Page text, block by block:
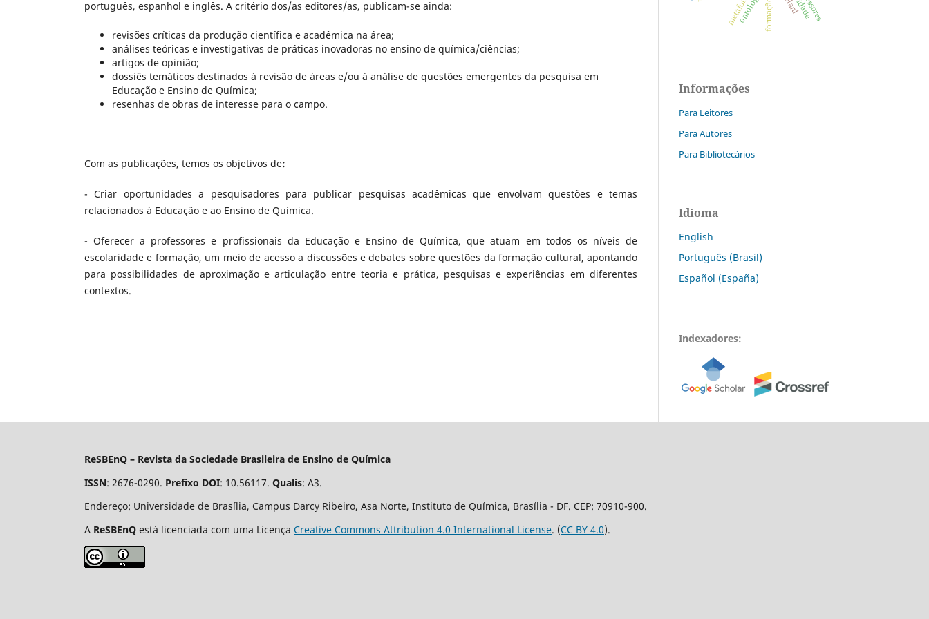
português, espanhol e inglês. A critério dos/as editores/as, publicam-se ainda:
revisões críticas da produção científica e acadêmica na área;
análises teóricas e investigativas de práticas inovadoras no ensino de química/ciências;
artigos de opinião;
dossiês temáticos destinados à revisão de áreas e/ou à análise de questões emergentes da pesquisa em
Educação e Ensino de Química;
resenhas de obras de interesse para o campo.
Com as publicações, temos os objetivos de:
- Criar oportunidades a pesquisadores para publicar pesquisas acadêmicas que envolvam questões e temas
relacionados à Educação e ao Ensino de Química.
- Oferecer a professores e profissionais da Educação e Ensino de Química, que atuam em todos os níveis de
escolaridade e formação, um meio de acesso a discussões e debates sobre questões da formação cultural, apontando
para possibilidades de aproximação e articulação entre teoria e prática, pesquisas e experiências em diferentes
contextos.
Informações
Para Leitores
Para Autores
Para Bibliotecários
Idioma
English
Português (Brasil)
Español (España)
Indexadores:
ReSBEnQ – Revista da Sociedade Brasileira de Ensino de Química
ISSN: 2676-0290. Prefixo DOI: 10.56117. Qualis: A3.
Endereço: Universidade de Brasília, Campus Darcy Ribeiro, Asa Norte, Instituto de Química, Brasília - DF. CEP: 70910-900.
A ReSBEnQ está licenciada com uma Licença Creative Commons Attribution 4.0 International License. (CC BY 4.0).